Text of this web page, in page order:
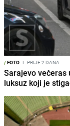
/FOTO I PRIJE 2 DANA
Sarajevo večeras
luksuz koji je